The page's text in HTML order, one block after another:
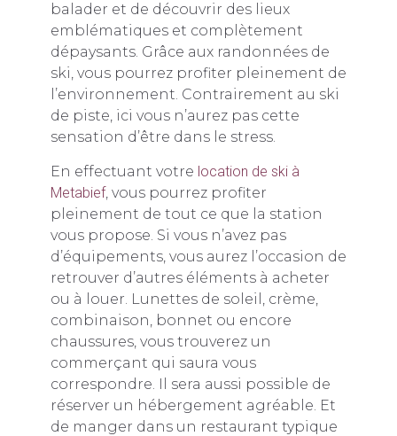
balader et de découvrir des lieux
emblématiques et complètement
dépaysants. Grâce aux randonnées de
ski, vous pourrez profiter pleinement de
l’environnement. Contrairement au ski
de piste, ici vous n’aurez pas cette
sensation d’être dans le stress.
En effectuant votre location de ski à
Metabief, vous pourrez profiter
pleinement de tout ce que la station
vous propose. Si vous n’avez pas
d’équipements, vous aurez l’occasion de
retrouver d’autres éléments à acheter
ou à louer. Lunettes de soleil, crème,
combinaison, bonnet ou encore
chaussures, vous trouverez un
commerçant qui saura vous
correspondre. Il sera aussi possible de
réserver un hébergement agréable. Et
de manger dans un restaurant typique